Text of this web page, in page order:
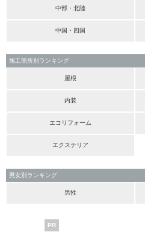
中部・北陸
中国・四国
施工箇所別ランキング
屋根
内装
エコリフォーム
エクステリア
男女別ランキング
男性
PR